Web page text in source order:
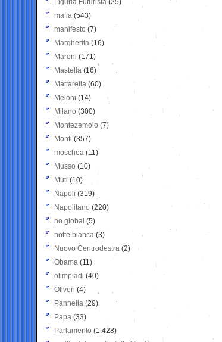
Liguria Futurista (25)
mafia (543)
manifesto (7)
Margherita (16)
Maroni (171)
Mastella (16)
Mattarella (60)
Meloni (14)
Milano (300)
Montezemolo (7)
Monti (357)
moschea (11)
Musso (10)
Muti (10)
Napoli (319)
Napolitano (220)
no global (5)
notte bianca (3)
Nuovo Centrodestra (2)
Obama (11)
olimpiadi (40)
Oliveri (4)
Pannella (29)
Papa (33)
Parlamento (1.428)